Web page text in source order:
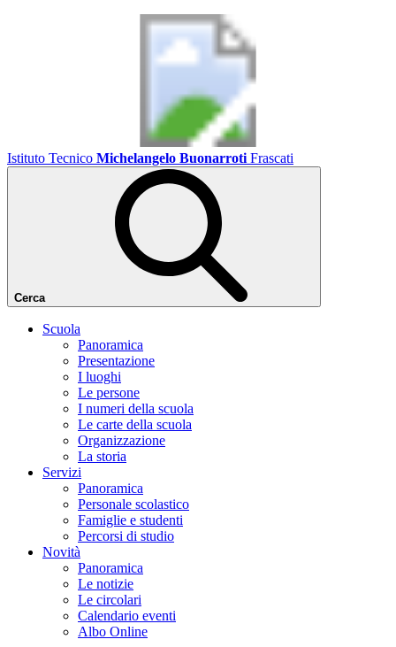
Istituto Tecnico Michelangelo Buonarroti Frascati
Cerca
Scuola
Panoramica
Presentazione
I luoghi
Le persone
I numeri della scuola
Le carte della scuola
Organizzazione
La storia
Servizi
Panoramica
Personale scolastico
Famiglie e studenti
Percorsi di studio
Novità
Panoramica
Le notizie
Le circolari
Calendario eventi
Albo Online